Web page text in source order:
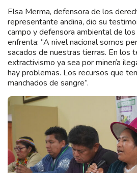
Elsa Merma, defensora de los
representante andina, dio su
campo y defensora ambiental de
enfrenta: “A nivel nacional somos
sacados de nuestras tierras. En los
extractivismo ya sea por minería
hay problemas. Los recursos que
manchados de sangre”.